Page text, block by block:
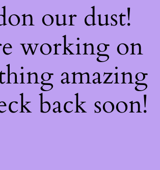
our dust!
working on
amazing
back soon!